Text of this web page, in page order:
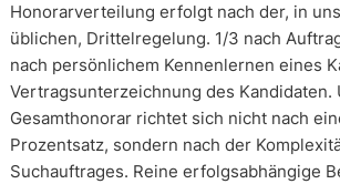
Honorarverteilung erfolgt nach der, in
üblichen, Drittelregelung. 1/3 nach
nach persönlichem Kennenlernen eines
Vertragsunterzeichnung des Kandidaten.
Gesamthonorar richtet sich nicht nach
Prozentsatz, sondern nach der
Suchauftrages. Reine erfolgsabhängige